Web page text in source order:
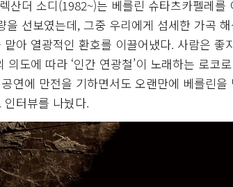
산더 소디(1982~)는 베를린 슈타츠카펠레를
선보였는데, 그중 우리에게 섬세한 가곡
아 열광적인 환호를 이끌어냈다. 사람은 좋
도에 따라 ‘인간 연광철’이 노래하는 로코
연에 만전을 기하면서도 오랜만에 베를린을
터뷰를 나눴다.